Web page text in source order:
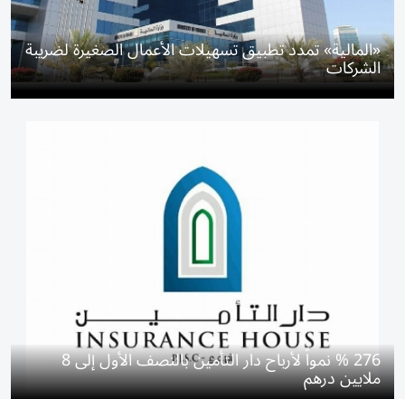
«المالية» تمدد تطبيق تسهيلات الأعمال الصغيرة لضريبة
الشركات
276 % نمواً لأرباح دار التأمين بالنصف الأول إلى 8
ملايين درهم